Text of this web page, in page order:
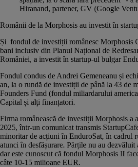
Hiranand, partener, GV (Google
Românii de la Morphosis au investit în
Și fondul de investiții românesc Morphosis
bani inclusiv din Planul Național de
României, a investit în startup-ul bulgar
Fondul condus de Andrei Gemeneanu și
an, la o rundă de investiții de până la 43 de
Founders Fund (fondul miliardarului
Capital și alți finanțatori.
Firma românească de investiții Morphosis a
2025, într-un comunicat transmis
minoritar de acțiuni în EnduroSat, în cadrul
atunci în desfășurare. Părțile nu au dezvăluit
dar este cunoscut că fondul Morphosis II
câte 10-15 milioane EUR.